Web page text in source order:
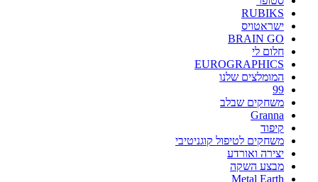
RUBIKS
ישראטויס
BRAIN GO
חלום לי
EUROGRAPHICS
המומלצים שלנו
99
משחקים שבלב
Granna
קיפוד
משחקים לטיפול קוגניטיבי
יצירה ואורדע
מבצע השקה
Metal Earth